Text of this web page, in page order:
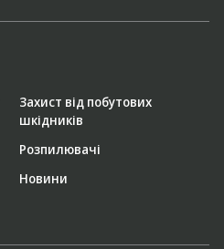
Захист від побутових
шкідників
Розпилювачі
Новини